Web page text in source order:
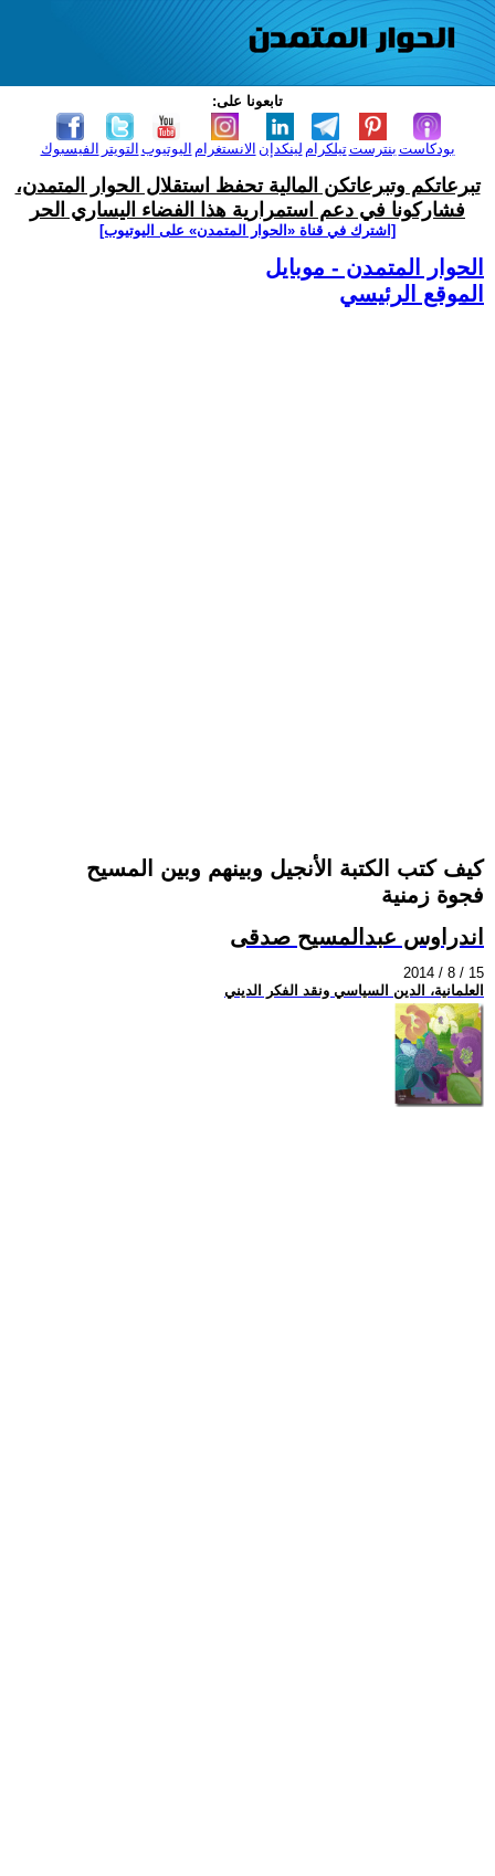
تابعونا على:
الفيسبوك التويتر اليوتيوب الانستغرام لينكدإن تيلكرامبنترست بودكاست
تبرعاتكم وتبرعاتكن المالية تحفظ استقلال الحوار المتمدن،
فشاركونا في دعم استمرارية هذا الفضاء اليساري الحر
[اشترك في قناة ‫«الحوار المتمدن» على اليوتيوب]
الحوار المتمدن - موبايل
الموقع الرئيسي
كيف كتب الكتبة الأنجيل وبينهم وبين المسيح
فجوة زمنية
اندراوس عبدالمسيح صدقى
2014 / 8 / 15
العلمانية، الدين السياسي ونقد الفكر الديني